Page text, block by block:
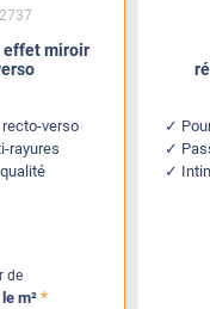
effet miroir
verso
rayures
de
le m² *
2737